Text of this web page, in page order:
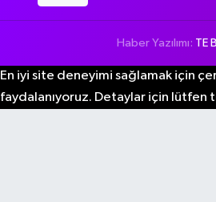
Haber Yazılımı: TE
En iyi site deneyimi sağlamak için
faydalanıyoruz. Detaylar için lütfen